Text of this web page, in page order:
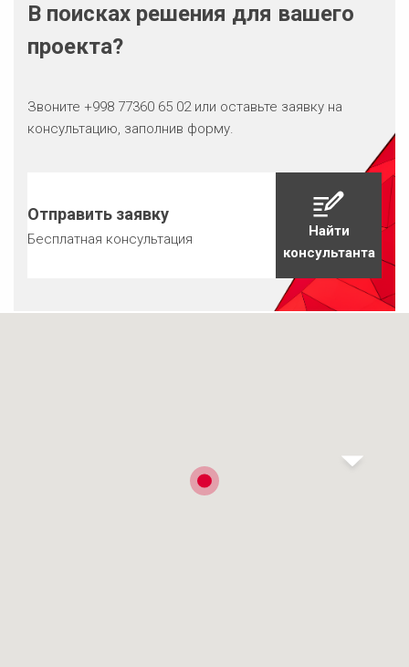
В поисках решения для вашего
проекта?
Звоните +998 77360 65 02 или оставьте заявку на
консультацию, заполнив форму.
Отправить заявку
Бесплатная консультация
Найти
консультанта